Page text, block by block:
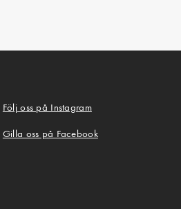
Följ oss på Instagram
Gilla oss på Facebook